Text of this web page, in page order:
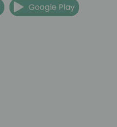
Google Play